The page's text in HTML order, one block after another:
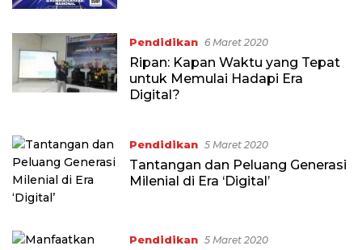
Pendidikan 6 Maret 2020
Ripan: Kapan Waktu yang Tepat
untuk Memulai Hadapi Era
Digital?
Pendidikan 5 Maret 2020
Tantangan dan Peluang Generasi
Milenial di Era ‘Digital’
Pendidikan 5 Maret 2020